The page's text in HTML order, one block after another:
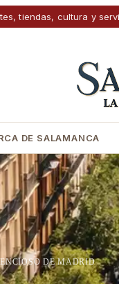
tiendas, cultura y
DE SALAMANCA
DE MADRID